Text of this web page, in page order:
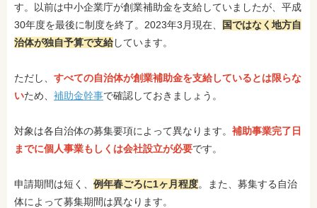
す。以前は中小企業庁が創業補助金を支給していましたが、平成
30年度を最後に制度を終了。2023年3月現在、
国ではなく地方自
治体が独自予算で支給しています。
ただし、 すべての自治体が創業補助金を支給しているとは限らな
いため、 補助金幹事で確認しておきましょう。
対象は各自治体の募集要項によって異なります。 補助事業完了日
までに個人事業もしくは会社設立が必要です。
申請期間は短く、 例年春ごろに1ヶ月程度。また、募集する自治
体によって募集期間は異なります。